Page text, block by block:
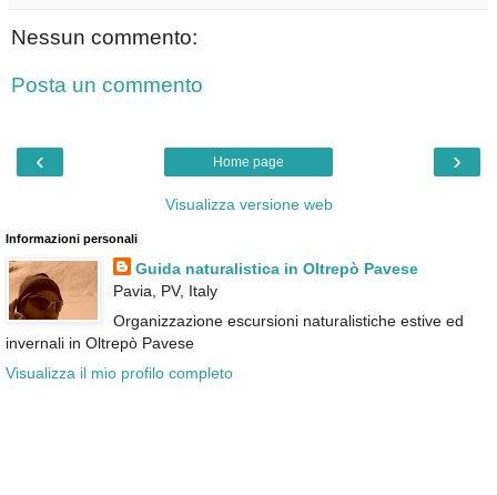
Nessun commento:
Posta un commento
‹ ›
Home page
Visualizza versione web
Informazioni personali
Guida naturalistica in Oltrepò Pavese
Pavia, PV, Italy
Organizzazione escursioni naturalistiche estive ed
invernali in Oltrepò Pavese
Visualizza il mio profilo completo